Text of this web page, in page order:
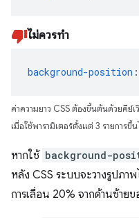
ไม่ควรทำ
background-position :
ค่าความยาว CSS ต้องขึ้นต้นด้วยคีย์เ
เมื่อใช้พารามิเตอร์ตั้งแต่ 3 รายการขึ้น
หากใช้ background-
หลัง CSS ระบบจะวางรูปภา
การเลื่อน 20% จากด้านซ้าย